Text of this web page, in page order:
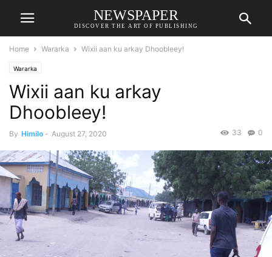
NEWSPAPER
DISCOVER THE ART OF PUBLISHING
Home Wararka Wixii aan ku arkay Dhoobleey!
Wararka
Wixii aan ku arkay
Dhoobleey!
By Himilo - August 27, 2020 0
33